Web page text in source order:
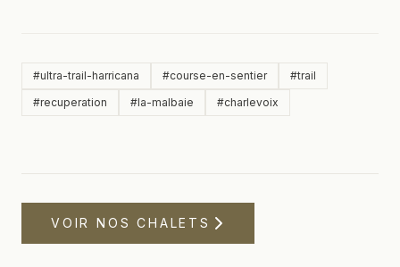
#ultra-trail-harricana #course-en-sentier #trail
#recuperation #la-malbaie #charlevoix
VOIR NOS CHALETS